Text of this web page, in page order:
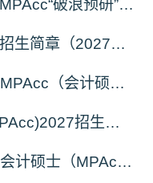
上海海事大学2027年入学MPAcc“破浪预研”系列招生宣讲活动正式发布
上海海事大学MPAcc项目招生简章（2027年）
2027年南京航空航天大学MPAcc（会计硕士）招生简章
华东理工大学会计硕士(MPAcc)2027招生宣传册
2027年南京航空航天大学会计硕士（MPAcc非全日制）招生简章